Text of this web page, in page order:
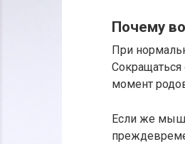
Почему
При
Сокращаться
момент
Если же